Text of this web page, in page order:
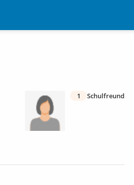
1 Schulfreund